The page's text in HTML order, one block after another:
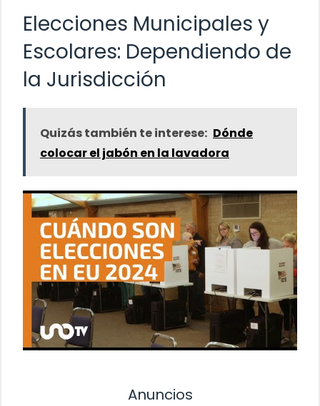
Elecciones Municipales y
Escolares: Dependiendo de
la Jurisdicción
Quizás también te interese: Dónde
colocar el jabón en la lavadora
Anuncios